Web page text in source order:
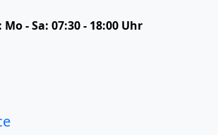
Mo - Sa: 07:30 - 18:00 Uhr